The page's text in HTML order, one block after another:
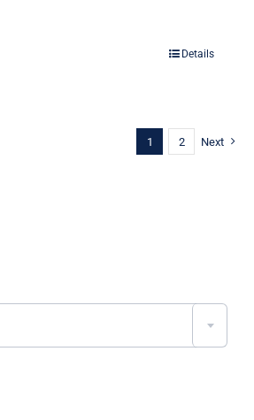
Details
1 2 Next